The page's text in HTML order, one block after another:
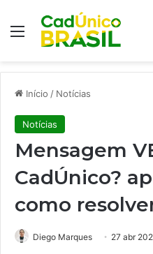
Menu
Início / Notícias
Notícias
Mensagem
CadÚnico?
como
Diego Marques 27 abr